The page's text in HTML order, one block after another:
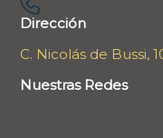
Dirección
C. Nicolás de Bussi,
Nuestras Redes